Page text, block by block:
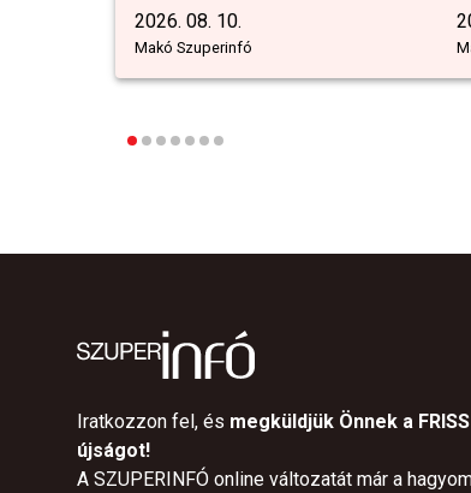
2026. 08. 10.
Makó Szuperinfó
Iratkozzon fel, és megküldjük Önnek a FRISS
újságot!
A SZUPERINFÓ online változatát már a